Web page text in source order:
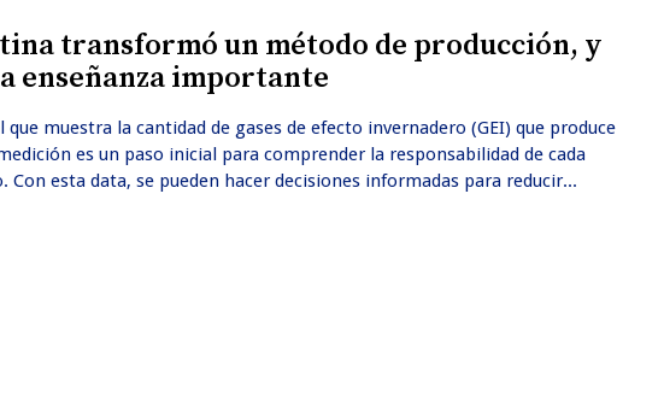
transformó un método de producción, y
enseñanza importante
muestra la cantidad de gases de efecto invernadero (GEI) que produce
es un paso inicial para comprender la responsabilidad de cada
esta data, se pueden hacer decisiones informadas para reducir...